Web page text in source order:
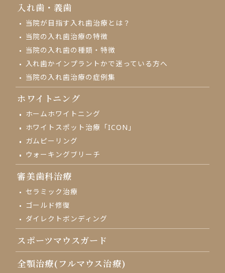
入れ歯・義歯
当院が目指す入れ歯治療とは？
当院の入れ歯治療の特徴
当院の入れ歯の種類・特徴
入れ歯かインプラントかで迷っている方へ
当院の入れ歯治療の症例集
ホワイトニング
ホームホワイトニング
ホワイトスポット治療「ICON」
ガムピーリング
ウォーキングブリーチ
審美歯科治療
セラミック治療
ゴールド修復
ダイレクトボンディング
スポーツマウスガード
全顎治療(フルマウス治療)